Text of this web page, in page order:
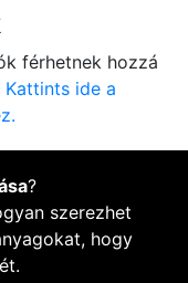
férhetnek hozzá
Kattints ide a
?
szerezhet
hogy